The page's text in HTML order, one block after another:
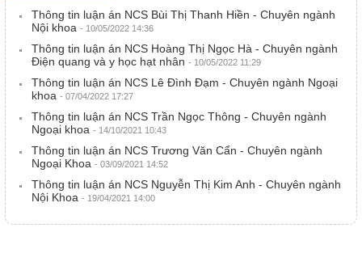
Thông tin luận án NCS Bùi Thị Thanh Hiền - Chuyên ngành
Nội khoa - 10/05/2022 14:36
Thông tin luận án NCS Hoàng Thị Ngọc Hà - Chuyên ngành
Điện quang và y học hạt nhân - 10/05/2022 11:29
Thông tin luận án NCS Lê Đình Đạm - Chuyên ngành Ngoại
khoa - 07/04/2022 17:27
Thông tin luận án NCS Trần Ngọc Thông - Chuyên ngành
Ngoại khoa - 14/10/2021 10:43
Thông tin luận án NCS Trương Văn Cẩn - Chuyên ngành
Ngoại Khoa - 03/09/2021 14:52
Thông tin luận án NCS Nguyễn Thị Kim Anh - Chuyên ngành
Nội Khoa - 19/04/2021 14:00